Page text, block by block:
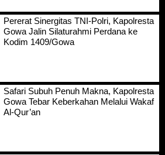
Pererat Sinergitas TNI-Polri, Kapolresta
Gowa Jalin Silaturahmi Perdana ke
Kodim 1409/Gowa
Safari Subuh Penuh Makna, Kapolresta
Gowa Tebar Keberkahan Melalui Wakaf
Al-Qur’an